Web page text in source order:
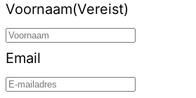
Voornaam(Vereist)
Email